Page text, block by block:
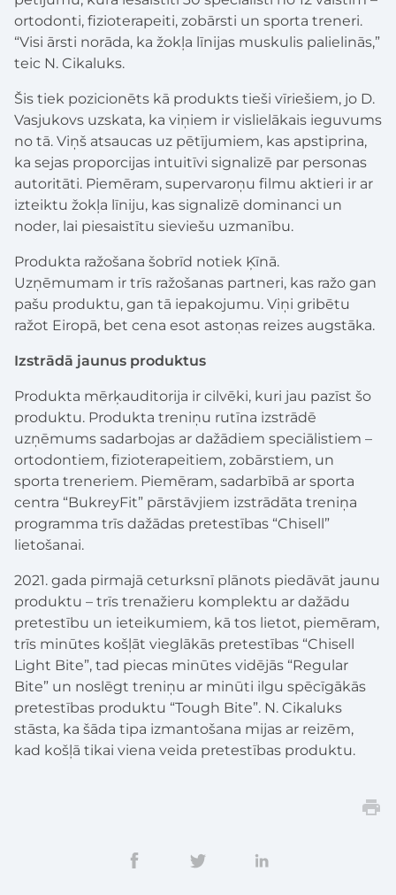
ortodonti, fizioterapeiti, zobārsti un sporta treneri.
“Visi ārsti norāda, ka žokļa līnijas muskulis palielinās,”
teic N. Cikaluks.
Šis tiek pozicionēts kā produkts tieši vīriešiem, jo D.
Vasjukovs uzskata, ka viņiem ir vislielākais ieguvums
no tā. Viņš atsaucas uz pētījumiem, kas apstiprina,
ka sejas proporcijas intuitīvi signalizē par personas
autoritāti. Piemēram, supervaroņu filmu aktieri ir ar
izteiktu žokļa līniju, kas signalizē dominanci un
noder, lai piesaistītu sieviešu uzmanību.
Produkta ražošana šobrīd notiek Ķīnā.
Uzņēmumam ir trīs ražošanas partneri, kas ražo gan
pašu produktu, gan tā iepakojumu. Viņi gribētu
ražot Eiropā, bet cena esot astoņas reizes augstāka.
Izstrādā jaunus produktus
Produkta mērķauditorija ir cilvēki, kuri jau pazīst šo
produktu. Produkta treniņu rutīna izstrādē
uzņēmums sadarbojas ar dažādiem speciālistiem –
ortodontiem, fizioterapeitiem, zobārstiem, un
sporta treneriem. Piemēram, sadarbībā ar sporta
centra “BukreyFit” pārstāvjiem izstrādāta treniņa
programma trīs dažādas pretestības “Chisell”
lietošanai.
2021. gada pirmajā ceturksnī plānots piedāvāt jaunu
produktu – trīs trenažieru komplektu ar dažādu
pretestību un ieteikumiem, kā tos lietot, piemēram,
trīs minūtes košļāt vieglākās pretestības “Chisell
Light Bite”, tad piecas minūtes vidējās “Regular
Bite” un noslēgt treniņu ar minūti ilgu spēcīgākās
pretestības produktu “Tough Bite”. N. Cikaluks
stāsta, ka šāda tipa izmantošana mijas ar reizēm,
kad košļā tikai viena veida pretestības produktu.